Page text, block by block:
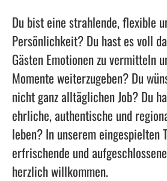
Du bist eine strahlende, flexible
Persönlichkeit? Du hast es voll
Gästen Emotionen zu vermitteln
Momente weiterzugeben? Du
nicht ganz alltäglichen Job? Du
ehrliche, authentische und
leben? In unserem eingespielten
erfrischende und
herzlich willkommen.